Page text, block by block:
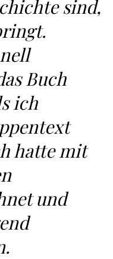
sind,
Buch
ich
hatte mit
und